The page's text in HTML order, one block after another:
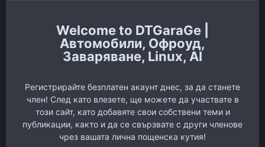
DTGaraGe |
Автомобили, Офроуд,
Заваряване, Linux, AI
Регистрирайте безплатен акаунт днес, за да станете
член! След като влезете, ще можете да участвате в
този сайт, като добавяте свои собствени теми и
публикации, както и да се свързвате с други членове
чрез вашата лична пощенска кутия!